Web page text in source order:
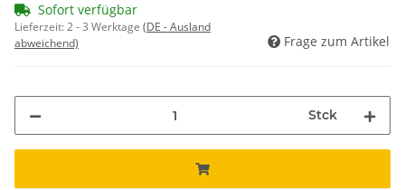
Sofort verfügbar
Lieferzeit:2 - 3 Werktage (DE - Ausland
abweichend)
Frage zum Artikel
Stck